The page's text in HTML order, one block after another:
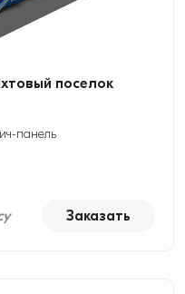
поселок
панель
Заказать